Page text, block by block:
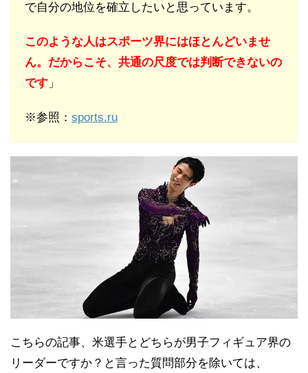
で自分の地位を確立したいと思っています。
このような人はスポーツ界にはほとんどいませ
ん。だからこそ、共通の尺度では判断できないの
です 」
※参照： sports.ru
こちらの記事、米選手とどちらが男子フィギュア界の
リーダーですか？と言った質問部分を除いては、